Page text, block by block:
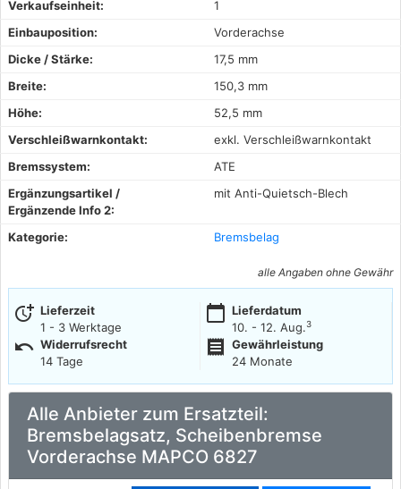
Verkaufseinheit:
1
Einbauposition:
Vorderachse
Dicke / Stärke:
17,5 mm
Breite:
150,3 mm
Höhe:
52,5 mm
Verschleißwarnkontakt:
exkl. Verschleißwarnkontakt
Bremssystem:
ATE
Ergänzungsartikel /
Ergänzende Info 2:
mit Anti-Quietsch-Blech
Kategorie: Bremsbelag
alle Angaben ohne Gewähr
more_time Lieferzeit
1 - 3 Werktage
calendar_today Lieferdatum
10. - 12. Aug.3
undo Widerrufsrecht
14 Tage
receipt
Gewährleistung
24 Monate
Alle Anbieter zum Ersatzteil:
Bremsbelagsatz, Scheibenbremse
Vorderachse MAPCO 6827